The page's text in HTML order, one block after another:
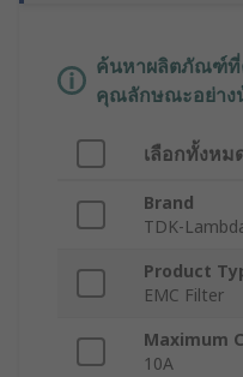
ค้นหาผลิตภัณฑ์ที่
คุณลักษณะอย่าง
เลือกทั้งหม
Brand
TDK-
Product
EMC Filter
Maximum
10A